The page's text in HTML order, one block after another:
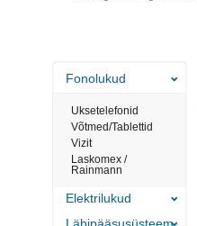
Fonolukud
Uksetelefonid
Võtmed/Tablettid
Vizit
Laskomex /
Rainmann
Elektrilukud